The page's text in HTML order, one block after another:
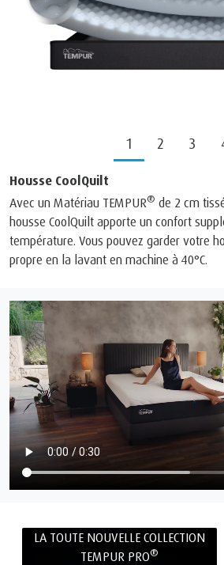
1 2 3
Housse CoolQuilt
Avec un Matériau TEMPUR® de 2 cm
housse CoolQuilt apporte un confort
température. Vous pouvez garder votre
propre en la lavant en machine à 40°C.
LA TOUTE NOUVELLE COLLECTION
TEMPUR PRO®